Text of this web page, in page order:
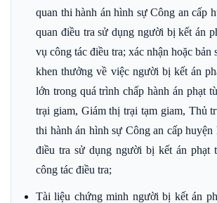
quan thi hành án hình sự Công an cấp
quan điều tra sử dụng người bị kết án
vụ công tác điều tra; xác nhận hoặc bản
khen thưởng về việc người bị kết án
lớn trong quá trình chấp hành án phạt
trại giam, Giám thị trại tạm giam, Thủ
thi hành án hình sự Công an cấp huyện
điều tra sử dụng người bị kết án phạt
công tác điều tra;
Tài liệu chứng minh người bị kết án